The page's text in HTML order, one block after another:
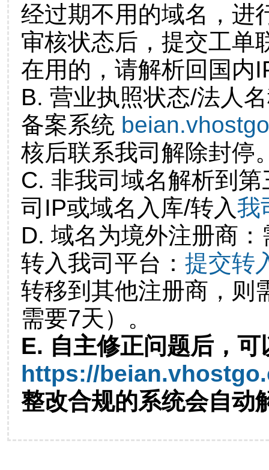
经过期不用的域名，进
审核状态后，提交工单
在用的，请解析回国内
B. 营业执照状态/法人
备案系统
核后联系我司解除封停
C. 非我司域名解析到
司IP或域名入库/转入我
D. 域名为境外注册商
转入我司平台： 提交转
转移到其他注册商，则
需要7天）。
E. 自主修正问题后，可
https://
整改合规的系统会自动